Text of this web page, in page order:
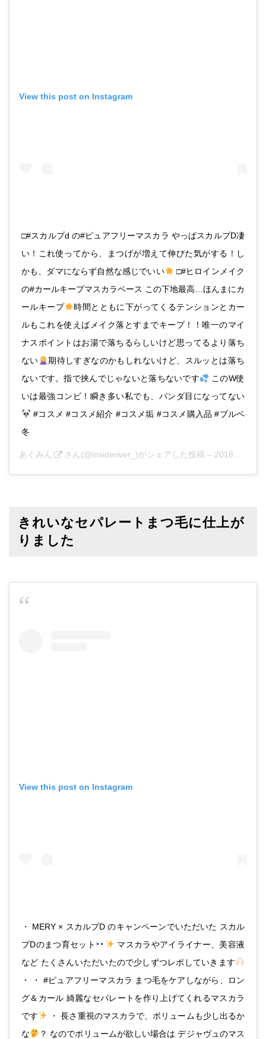
View this post on Instagram
□#スカルプd の#ピュアフリーマスカラ やっぱスカルプD凄
い！これ使ってから、まつげが増えて伸びた気がする！し
かも、ダマにならず自然な感じでいい
□#ヒロインメイク
の#カールキープマスカラベース この下地最高…ほんまにカ
ールキープ
時間とともに下がってくるテンションとカー
ルもこれを使えばメイク落とすまでキープ！！唯一のマイ
ナスポイントはお湯で落ちるらしいけど思ってるより落ち
ない
期待しすぎなのかもしれないけど、スルッとは落ち
ないです。指で挟んでじゃないと落ちないです
このW使
いは最強コンビ！瞬き多い私でも、パンダ目になってない
#コスメ #コスメ紹介 #コスメ垢 #コスメ購入品 #ブルベ
冬
あぐみん さん(@insideriver_)がシェアした投稿 – 2018年10月月21日午後4時09分PDT
きれいなセパレートまつ毛に仕上が
りました
View this post on Instagram
・ MERY × スカルプD のキャンペーンでいただいた スカル
プDのまつ育セット
マスカラやアイライナー、美容液
など たくさんいただいたので少しずつレポしていきます
・ ・ #ピュアフリーマスカラ まつ毛をケアしながら、ロン
グ＆カール 綺麗なセパレートを作り上げてくれるマスカラ
です
・ 長さ重視のマスカラで、ボリュームも少し出るか
な
？ なのでボリュームが欲しい場合は デジャヴュのマス